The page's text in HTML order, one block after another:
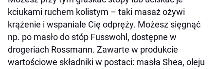
kciukami ruchem kolistym – taki masaż ożywi
krążenie i wspaniale Cię odpręży. Możesz sięgnąć
np. po masło do stóp Fusswohl, dostępne w
drogeriach Rossmann. Zawarte w produkcie
wartościowe składniki w postaci: masła Shea, oleju